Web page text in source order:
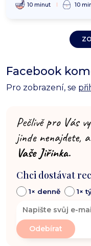
10 minut 10
Facebook
Pro zobrazení, se
Pečlivě pro Vás
jinde nenajdete,
Vaše Jiřinka.
Chci dostávat
1× denně 1×